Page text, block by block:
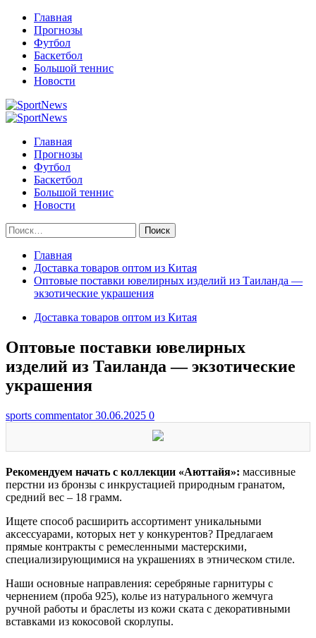
Перейти
содержимому
Главная
Прогнозы
Футбол
Баскетбол
Большой теннис
Новости
Primary
Главная
Прогнозы
Футбол
Баскетбол
Большой теннис
Новости
Найти:
Главная
Доставка товаров оптом из Китая
Оптовые поставки ювелирных изделий из Таиланда —
экзотические украшения
Доставка товаров оптом из Китая
Оптовые поставки ювелирных
изделий из Таиланда — экзотические
украшения
sports commentator30.06.2025 0
Рекомендуем начать с коллекции «Аюттайя»: массивные
перстни из бронзы с инкрустацией природным гранатом,
средний вес – 18 грамм.
Ищете способ расширить ассортимент уникальными
аксессуарами, которых нет у конкурентов? Предлагаем
прямые контракты с ремесленными мастерскими,
специализирующимися на украшениях в этническом стиле.
Наши основные направления: серебряные гарнитуры с
чернением (проба 925), колье из натурального жемчуга
ручной работы и браслеты из кожи ската с декоративными
вставками из кокосовой скорлупы.